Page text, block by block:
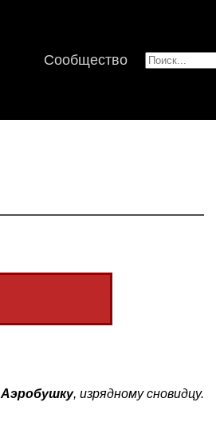
Сообщество
Аэробушку, изрядному сновидцу.